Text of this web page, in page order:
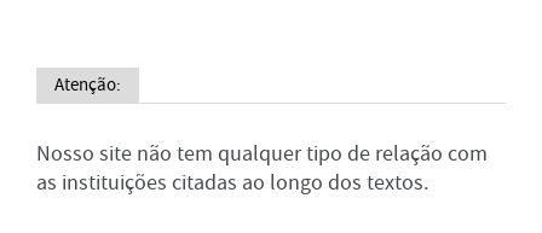
Atenção:
Nosso site não tem qualquer tipo de relação com
as instituições citadas ao longo dos textos.